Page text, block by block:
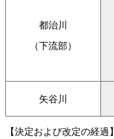
都治川
（下流部）
矢谷川
【決定および改定の経過】